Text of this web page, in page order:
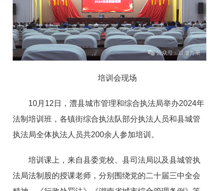
培训会现场
10月12日，澧县城市管理和综合执法局举办2024年
法制培训班，各镇街综合执法队部分执法人员和县城管
执法局全体执法人员共200余人参加培训。
培训课上，来自县委党校、县司法局以及县城管执
法局法制股的授课老师，分别围绕党的二十届三中全会